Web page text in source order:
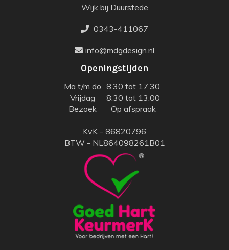
Wijk bij Duurstede
0343-411067
info@mdgdesign.nl
Openingstijden
Ma t/m do 8.30 tot 17.30
Vrijdag
8.30 tot 13.00
Bezoek
Op afspraak
KvK - 86820796
BTW - NL864098261B01